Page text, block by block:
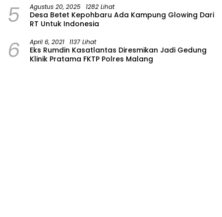
5 Agustus 20, 2025 1282 Lihat
Desa Betet Kepohbaru Ada Kampung Glowing Dari
RT Untuk Indonesia
6 April 6, 2021 1137 Lihat
Eks Rumdin Kasatlantas Diresmikan Jadi Gedung
Klinik Pratama FKTP Polres Malang